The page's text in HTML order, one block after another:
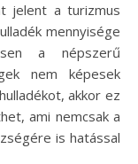
jelent a turizmus
mennyisége
a népszerű
nem képesek
akkor ez
ami nemcsak a
is hatással